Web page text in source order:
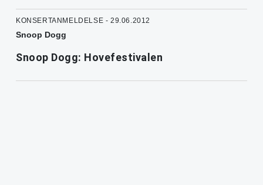
KONSERTANMELDELSE - 29.06.2012
Snoop Dogg
Snoop Dogg: Hovefestivalen